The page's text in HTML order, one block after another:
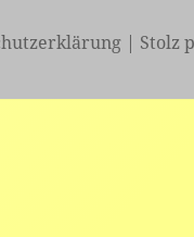
| Stolz